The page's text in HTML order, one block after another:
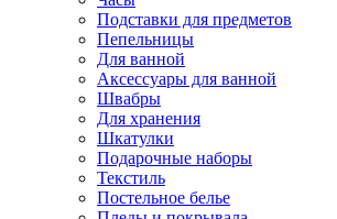
Подставки для предметов
Пепельницы
Для ванной
Аксессуары для ванной
Швабры
Для хранения
Шкатулки
Подарочные наборы
Текстиль
Постельное белье